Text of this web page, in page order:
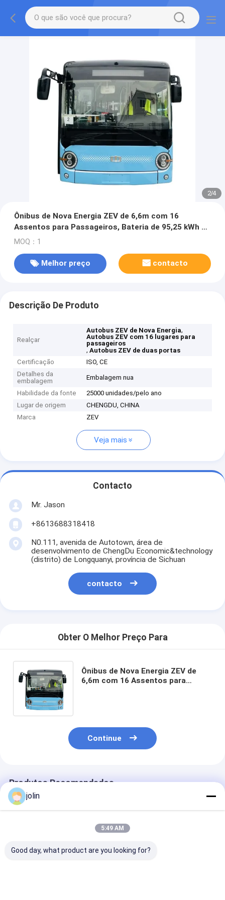
2/4
Ônibus de Nova Energia ZEV de 6,6m com 16
Assentos para Passageiros, Bateria de 95,25 kWh e
Autonomia de ≥180km
MOQ：1
Melhor preço contacto
Descrição De Produto
Realçar
Autobus ZEV de Nova Energia,
Autobus ZEV com 16 lugares para
passageiros
,Autobus ZEV de duas portas
Certificação
ISO, CE
Detalhes da
embalagem
Embalagem nua
Habilidade da fonte
25000 unidades/pelo ano
Lugar de origem
CHENGDU, CHINA
Marca
ZEV
Veja mais
Contacto
Mr. Jason
+8613688318418
N0.111, avenida de Autotown, área de
desenvolvimento de ChengDu Economic&technology
(distrito) de Longquanyi, província de Sichuan
contacto
Obter O Melhor Preço Para
Ônibus de Nova Energia ZEV de
6,6m com 16 Assentos para
Continue
Produtos Recomendados
jolin
5:49 AM
Good day, what product are you looking for?